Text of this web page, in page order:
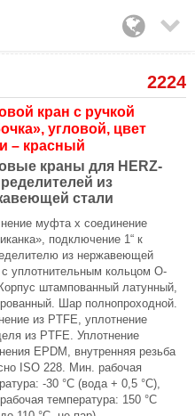

2224
кран с ручкой
угловой, цвет
– красный
краны для HERZ-
из
стали
муфта х соединение
подключение 1“ к
из нержавеющей
c уплотнительным кольцом O-
Корпус штампованный латунный,
Шар полнопроходной.
из PTFE, уплотнение
из PTFE. Уплотнение
EPDM, внутренняя резьба
ISO 228. Мин. рабочая
-30 °C (вода+ 0,5 °C),
температура: 150 °C